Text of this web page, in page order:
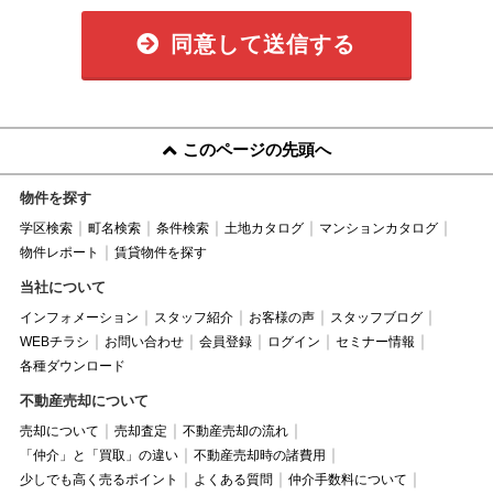
同意して送信する
このページの先頭へ
物件を探す
学区検索 町名検索 条件検索 土地カタログ
マンションカタログ
物件レポート
賃貸物件を探す
当社について
インフォメーション スタッフ紹介 お客様の声
スタッフブログ
WEBチラシ
お問い合わせ 会員登録 ログイン
セミナー情報
各種ダウンロード
不動産売却について
売却について 売却査定
不動産売却の流れ
「仲介」と「買取」の違い
不動産売却時の諸費用
少しでも高く売るポイント
よくある質問
仲介手数料について